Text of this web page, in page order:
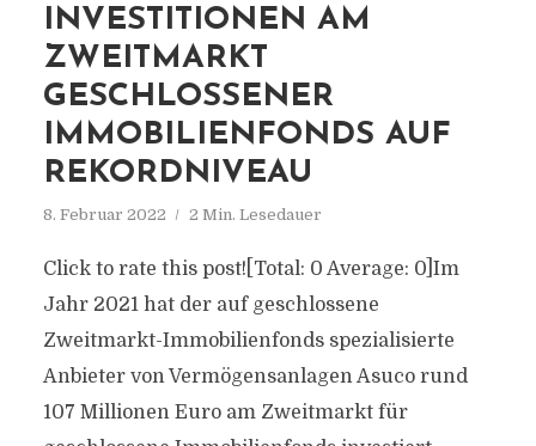
INVESTITIONEN AM
ZWEITMARKT
GESCHLOSSENER
IMMOBILIENFONDS AUF
REKORDNIVEAU
8. Februar 2022 2 Min. Lesedauer
Click to rate this post![Total: 0 Average: 0]Im
Jahr 2021 hat der auf geschlossene
Zweitmarkt-Immobilienfonds spezialisierte
Anbieter von Vermögensanlagen Asuco rund
107 Millionen Euro am Zweitmarkt für